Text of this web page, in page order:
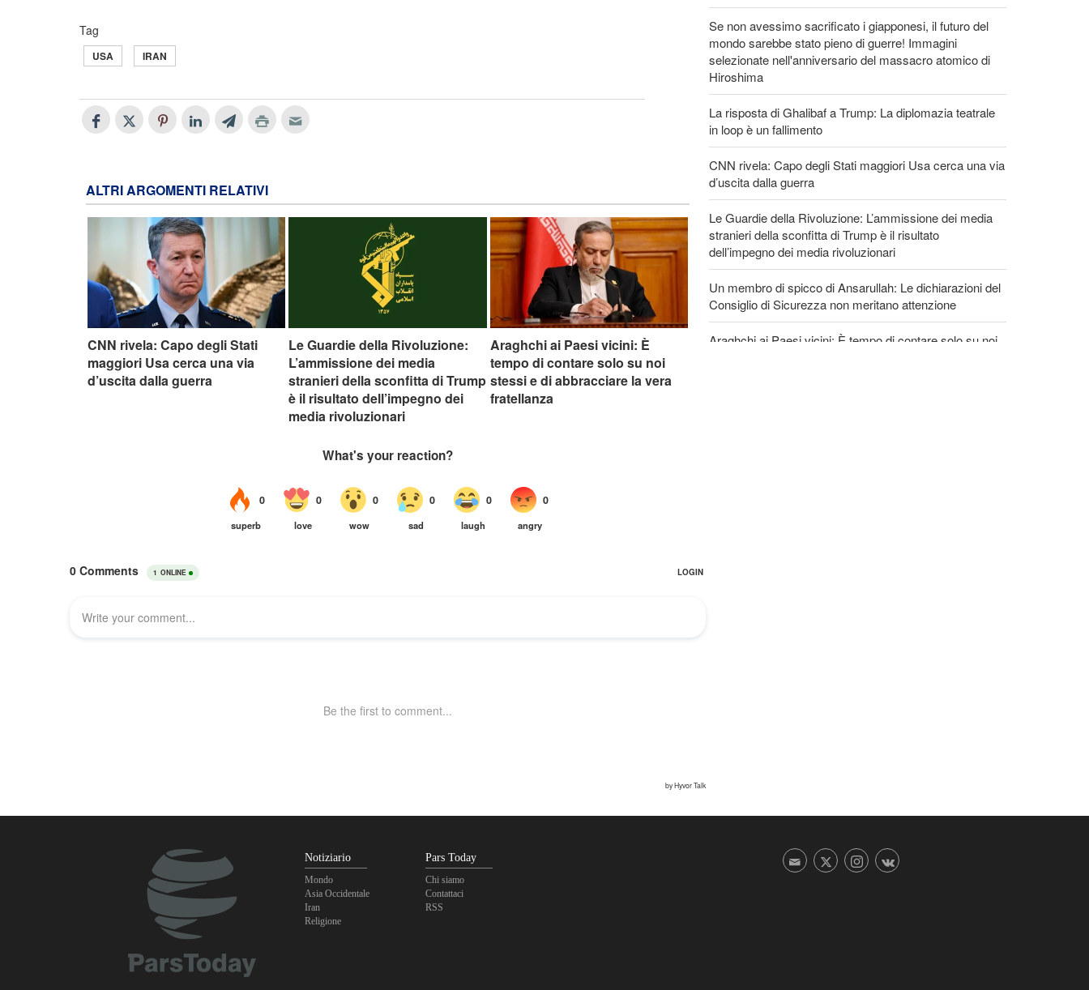
Tag
USA IRAN
ALTRI ARGOMENTI RELATIVI
CNN rivela: Capo degli Stati
maggiori Usa cerca una via
d’uscita dalla guerra
Le Guardie della Rivoluzione:
L’ammissione dei media
stranieri della sconfitta di Trump
è il risultato dell’impegno dei
media rivoluzionari
Araghchi ai Paesi vicini: È
tempo di contare solo su noi
stessi e di abbracciare la vera
fratellanza
Se non avessimo sacrificato i giapponesi, il futuro del
mondo sarebbe stato pieno di guerre! Immagini
selezionate nell'anniversario del massacro atomico di
Hiroshima
La risposta di Ghalibaf a Trump: La diplomazia teatrale
in loop è un fallimento
CNN rivela: Capo degli Stati maggiori Usa cerca una via
d’uscita dalla guerra
Le Guardie della Rivoluzione: L’ammissione dei media
stranieri della sconfitta di Trump è il risultato
dell’impegno dei media rivoluzionari
Un membro di spicco di Ansarullah: Le dichiarazioni del
Consiglio di Sicurezza non meritano attenzione
Araghchi ai Paesi vicini: È tempo di contare solo su noi
Notiziario
Mondo
Asia Occidentale
Iran
Religione
Pars Today
Chi siamo
Contattaci
RSS